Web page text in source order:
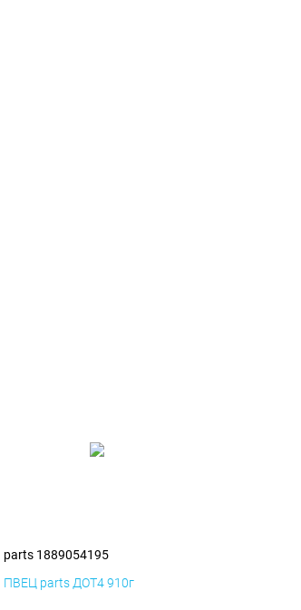
parts 1889054195
ПВЕЦ parts ДОТ4 910г